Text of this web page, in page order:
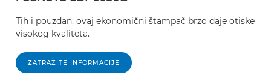
Tih i pouzdan, ovaj ekonomični štampač brzo daje otiske
visokog kvaliteta.
ZATRAŽITE INFORMACIJE